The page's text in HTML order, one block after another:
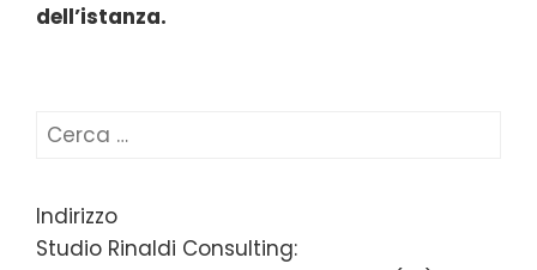
dell’istanza.
Ricerca
Indirizzo
Studio Rinaldi Consulting: